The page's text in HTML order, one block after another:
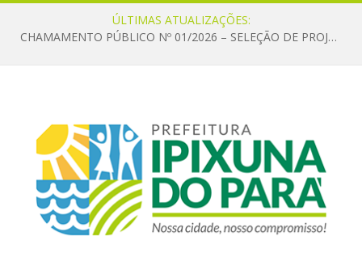
ÚLTIMAS ATUALIZAÇÕES:
CHAMAMENTO PÚBLICO Nº 01/2026 – SELEÇÃO DE PROJETOS PARA FIRMAR TERMO DE EXECUÇÃO CULTURAL COM RECURSOS DA POLÍTICA NACIONAL ALDIR BLANC DE FOMENTO À CULTURA – PNAB (LEI Nº 14.399/2022)